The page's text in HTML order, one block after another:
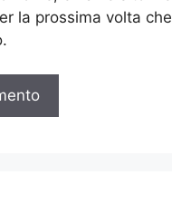
la prossima volta che